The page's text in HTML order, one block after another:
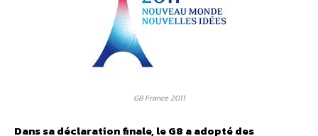
G8 France 2011
Dans sa déclaration finale, le G8 a adopté des